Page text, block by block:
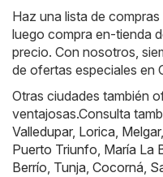
Haz una lista de
luego compra en-tienda
precio. Con nosotros,
de ofertas especiales en
Otras ciudades también
ventajosas.Consulta
Valledupar, Lorica, Melgar,
Puerto Triunfo, María La
Berrío, Tunja, Cocorná,